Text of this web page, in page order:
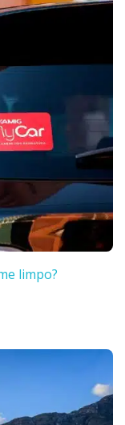
limpo?